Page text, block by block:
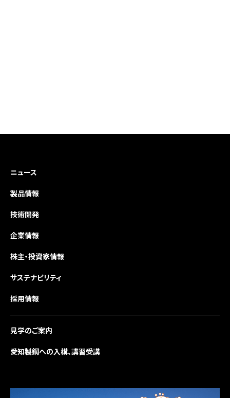
ニュース
製品情報
技術開発
企業情報
株主・投資家情報
サステナビリティ
採用情報
見学のご案内
愛知製鋼への入構、講習受講